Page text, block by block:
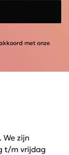
met onze
We zijn
t/m vrijdag